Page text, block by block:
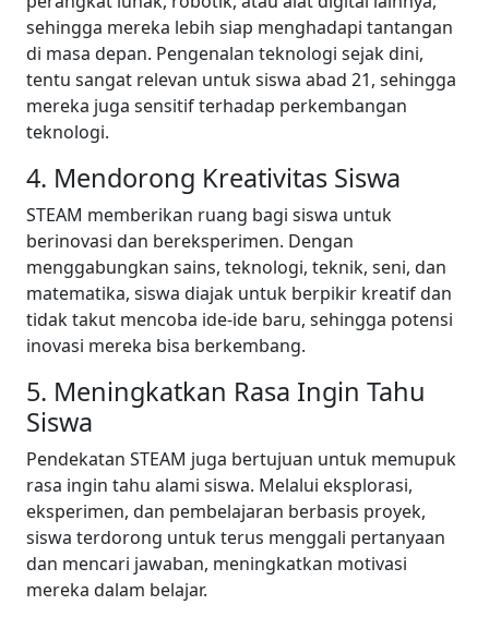
sehingga mereka lebih siap menghadapi tantangan
di masa depan. Pengenalan teknologi sejak dini,
tentu sangat relevan untuk siswa abad 21, sehingga
mereka juga sensitif terhadap perkembangan
teknologi.
4. Mendorong Kreativitas Siswa
STEAM memberikan ruang bagi siswa untuk
berinovasi dan bereksperimen. Dengan
menggabungkan sains, teknologi, teknik, seni, dan
matematika, siswa diajak untuk berpikir kreatif dan
tidak takut mencoba ide-ide baru, sehingga potensi
inovasi mereka bisa berkembang.
5. Meningkatkan Rasa Ingin Tahu
Siswa
Pendekatan STEAM juga bertujuan untuk memupuk
rasa ingin tahu alami siswa. Melalui eksplorasi,
eksperimen, dan pembelajaran berbasis proyek,
siswa terdorong untuk terus menggali pertanyaan
dan mencari jawaban, meningkatkan motivasi
mereka dalam belajar.